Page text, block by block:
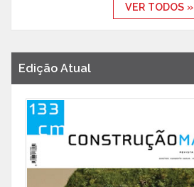
VER TODOS »
Edição Atual